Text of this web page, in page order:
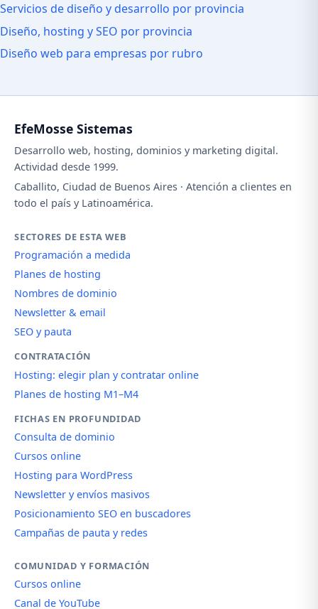
Servicios de diseño y desarrollo por provincia
Diseño, hosting y SEO por provincia
Diseño web para empresas por rubro
EfeMosse Sistemas
Desarrollo web, hosting, dominios y marketing digital.
Actividad desde 1999.
Caballito, Ciudad de Buenos Aires · Atención a clientes en
todo el país y Latinoamérica.
SECTORES DE ESTA WEB
Programación a medida
Planes de hosting
Nombres de dominio
Newsletter & email
SEO y pauta
CONTRATACIÓN
Hosting: elegir plan y contratar online
Planes de hosting M1–M4
FICHAS EN PROFUNDIDAD
Consulta de dominio
Cursos online
Hosting para WordPress
Newsletter y envíos masivos
Posicionamiento SEO en buscadores
Campañas de pauta y redes
COMUNIDAD Y FORMACIÓN
Cursos online
Canal de YouTube